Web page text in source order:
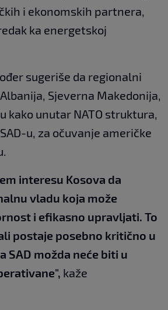
i ekonomskih partnera,
ka energetskoj
sugeriše da regionalni
Sjeverna Makedonija,
kako unutar NATO struktura,
u, za očuvanje američke
interesu Kosova da
vladu koja može
i efikasno upravljati. To
postaje posebno kritično u
SAD možda neće biti u
kaže